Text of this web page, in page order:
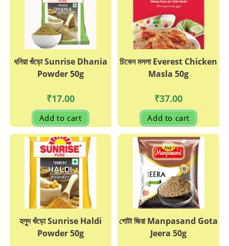
ধনিয়া গুঁড়ো Sunrise Dhania
Powder 50g
₹17.00
Add to cart
চিকেন মসলা Everest Chicken
Masla 50g
₹37.00
Add to cart
হলুুদ গুঁড়ো Sunrise Haldi
Powder 50g
গোটা জিরা Manpasand Gota
Jeera 50g